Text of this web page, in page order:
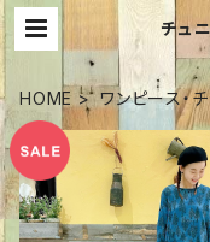
チュ
HOME ワンピース・